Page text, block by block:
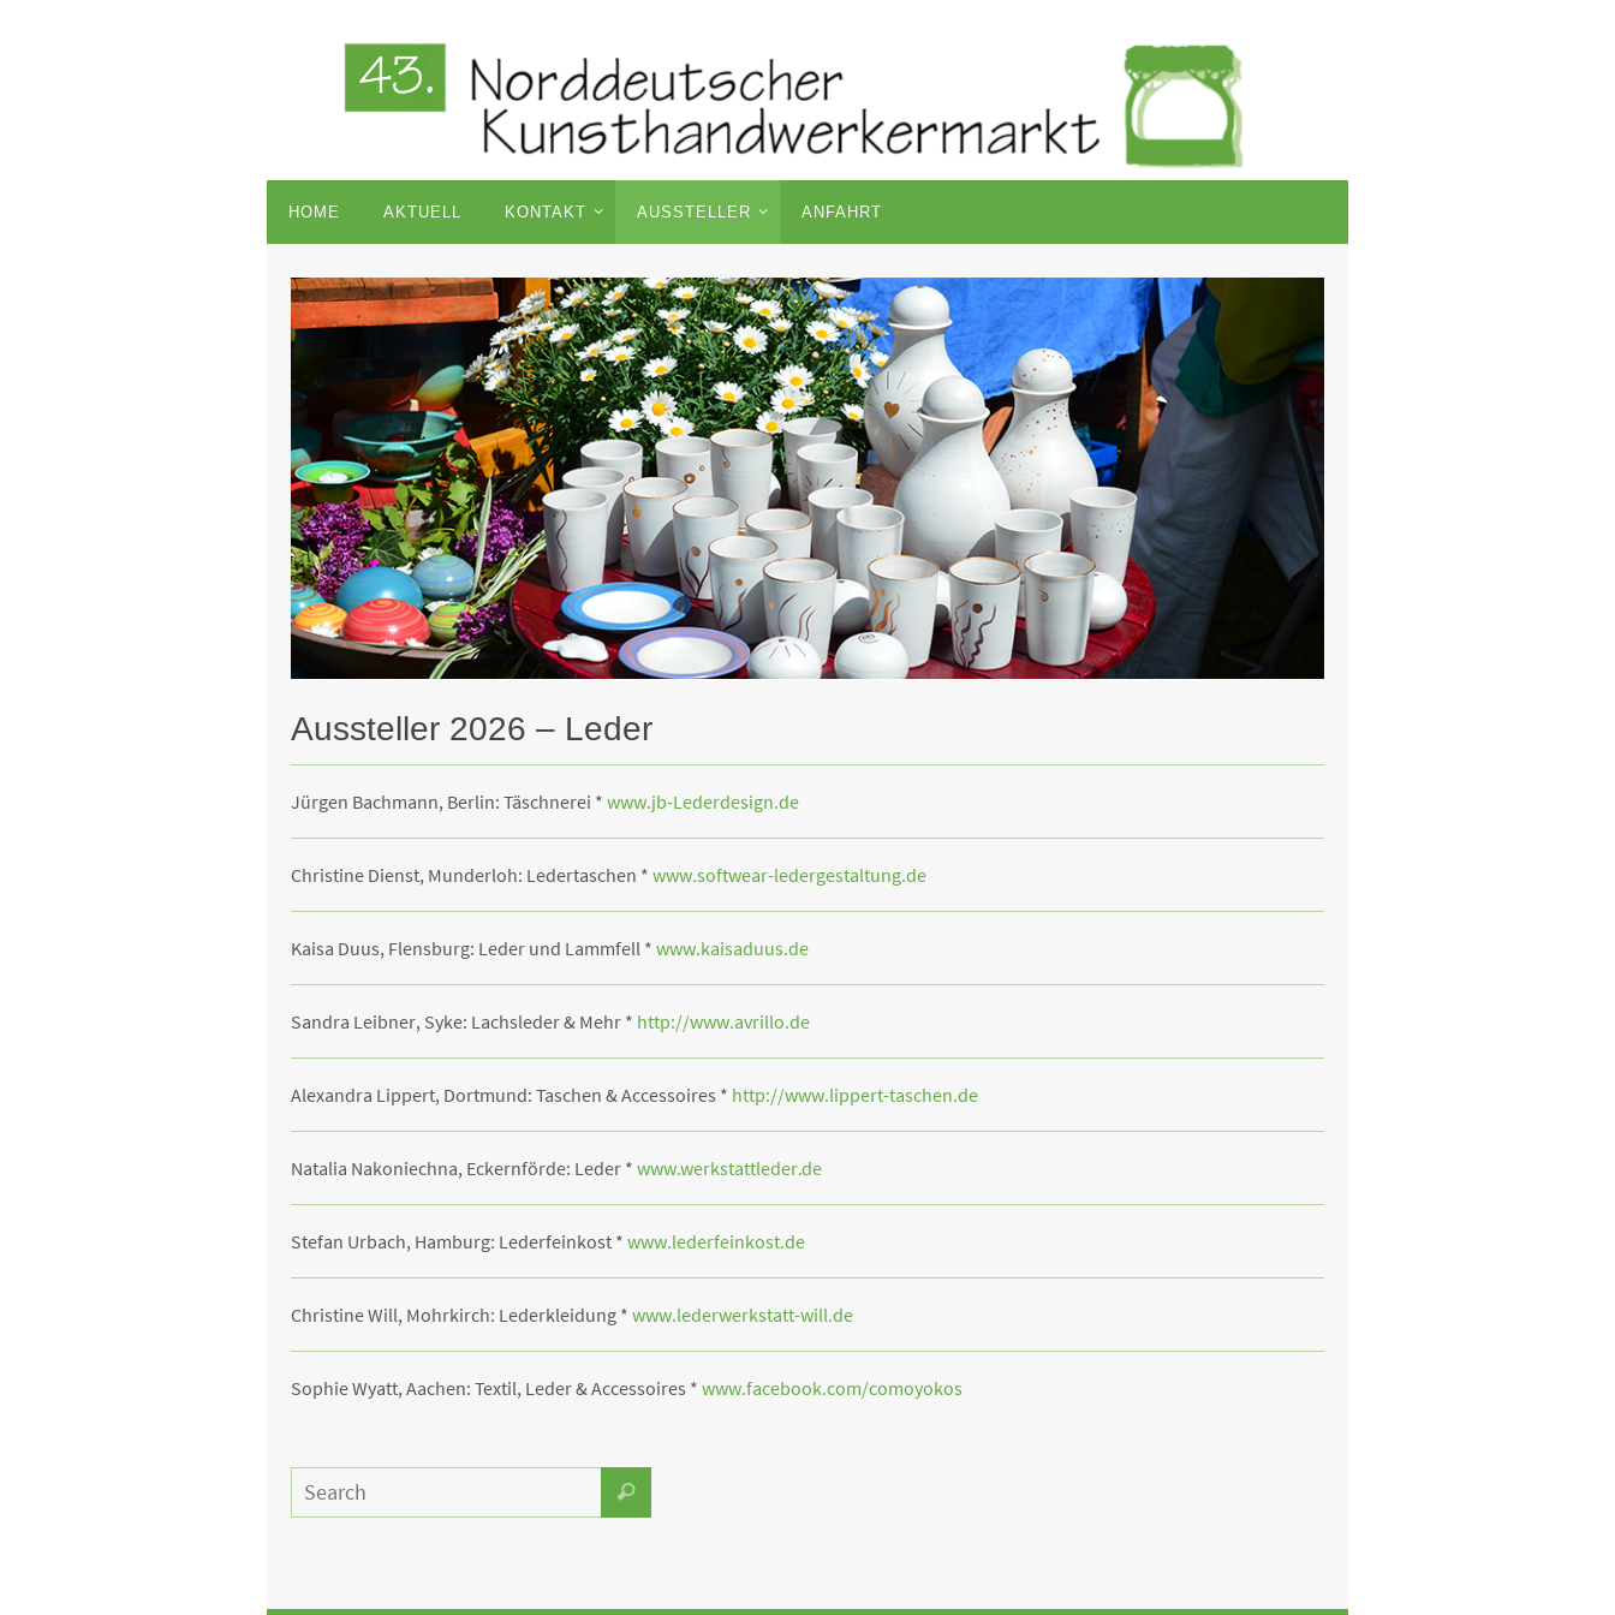
HOME AKTUELL KONTAKT AUSSTELLER ANFAHRT
Aussteller 2026 – Leder
Jürgen Bachmann, Berlin: Täschnerei * www.jb-Lederdesign.de
Christine Dienst, Munderloh: Ledertaschen * www.softwear-ledergestaltung.de
Kaisa Duus, Flensburg: Leder und Lammfell * www.kaisaduus.de
Sandra Leibner, Syke: Lachsleder & Mehr * http://www.avrillo.de
Alexandra Lippert, Dortmund: Taschen & Accessoires * http://www.lippert-taschen.de
Natalia Nakoniechna, Eckernförde: Leder * www.werkstattleder.de
Stefan Urbach, Hamburg: Lederfeinkost * www.lederfeinkost.de
Christine Will, Mohrkirch: Lederkleidung * www.lederwerkstatt-will.de
Sophie Wyatt, Aachen: Textil, Leder & Accessoires * www.facebook.com/comoyokos